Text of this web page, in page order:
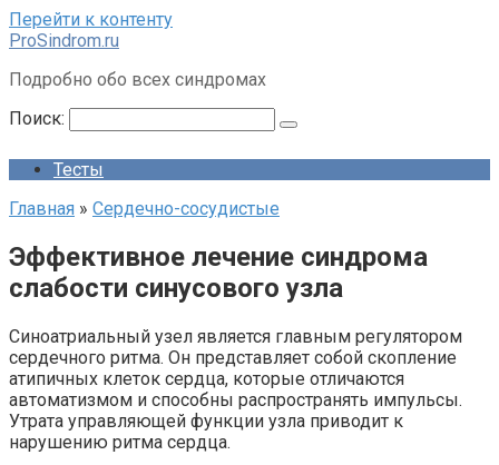
Перейти к контенту
ProSindrom.ru
Подробно обо всех синдромах
Поиск:
Тесты
Главная » Сердечно-сосудистые
Эффективное лечение синдрома
слабости синусового узла
Синоатриальный узел является главным регулятором
сердечного ритма. Он представляет собой скопление
атипичных клеток сердца, которые отличаются
автоматизмом и способны распространять импульсы.
Утрата управляющей функции узла приводит к
нарушению ритма сердца.